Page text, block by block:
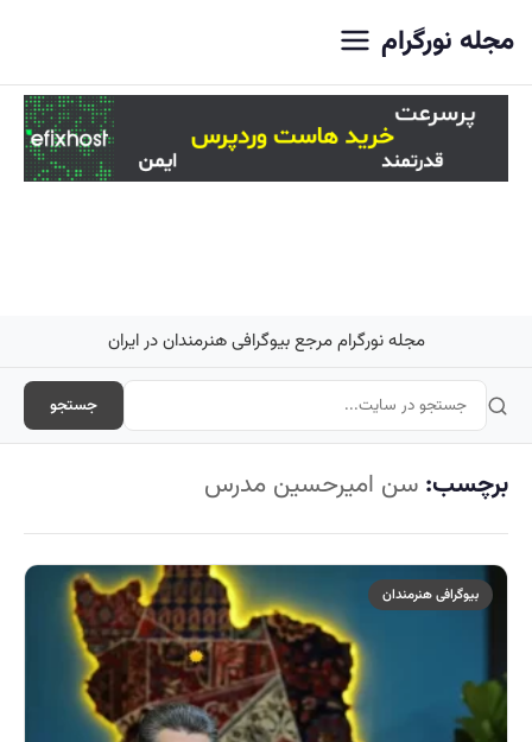
مجله نورگرام
مجله نورگرام مرجع بیوگرافی هنرمندان در ایران
جستجو
برچسب: سن امیرحسین مدرس
بیوگرافی هنرمندان